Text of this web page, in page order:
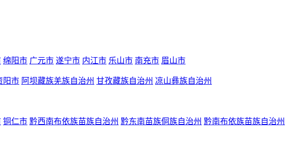
绵阳市 广元市 遂宁市 内江市 乐山市 南充市 眉山市
阳市 阿坝藏族羌族自治州 甘孜藏族自治州 凉山彝族自治州
铜仁市 黔西南布依族苗族自治州 黔东南苗族侗族自治州 黔南布依族苗族自治州